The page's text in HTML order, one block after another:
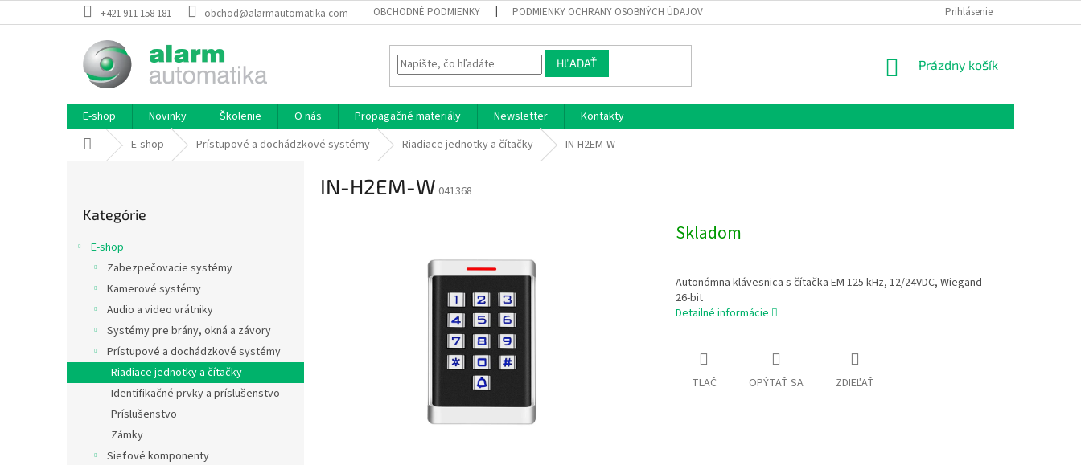
na
+421 911 158 181 obchod@alarmautomatika.com OBCHODNÉ PODMIENKY PODMIENKY OCHRANY OSOBNÝCH ÚDAJOV Prihlásenie
HĽADAŤ
NÁKUPNÝ
Prázdny košík
E-shop Novinky Školenie O nás Propagačné materiály Newsletter
Kontakty
DomovE-shop Prístupové a dochádzkové systémy Riadiace jednotky a čítačky IN-H2EM-W
kategórie
Kategórie
E-shop
Zabezpečovacie systémy
Kamerové systémy
Audio a video vrátniky
Systémy pre brány, okná a závory
Prístupové a dochádzkové systémy
Riadiace jednotky a čítačky
Identifikačné prvky a príslušenstvo
Príslušenstvo
Zámky
Sieťové komponenty
IN-H2EM-W 041368
Skladom
Autonómna klávesnica s čítačka EM 125 kHz, 12/24VDC, Wiegand
26-bit
Detailné informácie
TLAČ OPÝTAŤ SA ZDIEĽAŤ